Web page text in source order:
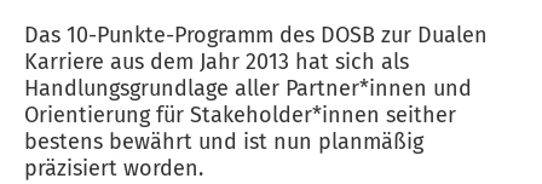
Das 10-Punkte-Programm des DOSB zur Dualen
Karriere aus dem Jahr 2013 hat sich als
Handlungsgrundlage aller Partner*innen und
Orientierung für Stakeholder*innen seither
bestens bewährt und ist nun planmäßig
präzisiert worden.